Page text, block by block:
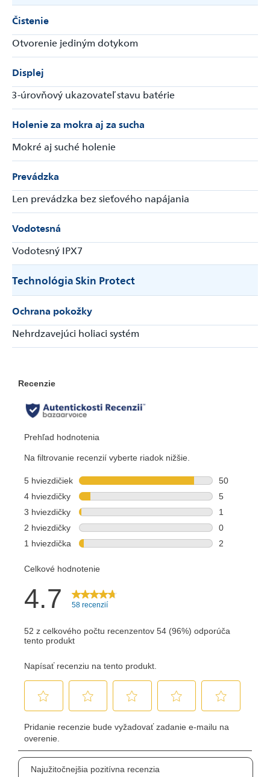
Čistenie
Otvorenie jediným dotykom
Displej
3-úrovňový ukazovateľ stavu batérie
Holenie za mokra aj za sucha
Mokré aj suché holenie
Prevádzka
Len prevádzka bez sieťového napájania
Vodotesná
Vodotesný IPX7
Technológia Skin Protect
Ochrana pokožky
Nehrdzavejúci holiaci systém